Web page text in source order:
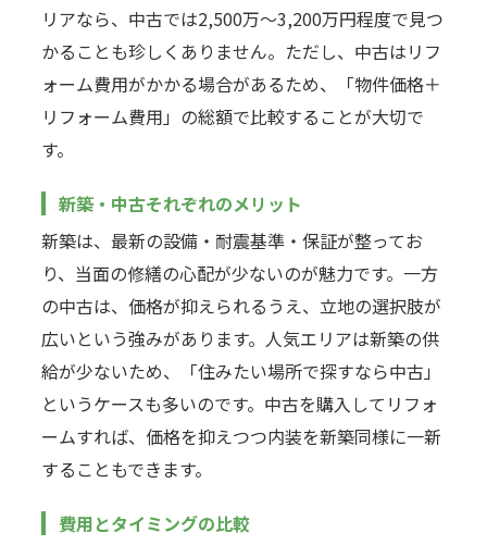
リアなら、中古では2,500万〜3,200万円程度で見つ
かることも珍しくありません。ただし、中古はリフ
ォーム費用がかかる場合があるため、「物件価格＋
リフォーム費用」の総額で比較することが大切で
す。
新築・中古それぞれのメリット
新築は、最新の設備・耐震基準・保証が整ってお
り、当面の修繕の心配が少ないのが魅力です。一方
の中古は、価格が抑えられるうえ、立地の選択肢が
広いという強みがあります。人気エリアは新築の供
給が少ないため、「住みたい場所で探すなら中古」
というケースも多いのです。中古を購入してリフォ
ームすれば、価格を抑えつつ内装を新築同様に一新
することもできます。
費用とタイミングの比較